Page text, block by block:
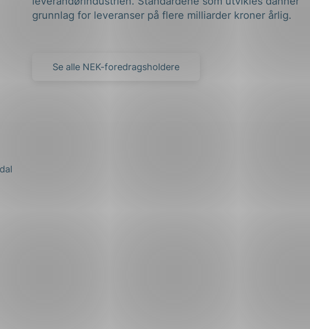
grunnlag for leveranser på flere milliarder kroner årlig.
Se alle NEK-foredragsholdere